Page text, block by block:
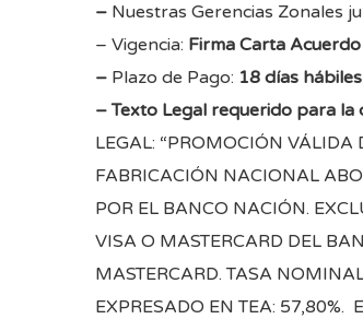
– Nuestras Gerencias Zonales
– Vigencia: Firma Carta
– Plazo de Pago: 18 días hábiles
– Texto Legal requerido para la
LEGAL: “PROMOCIÓN
FABRICACIÓN NACIONAL
POR EL BANCO NACIÓN.
VISA O MASTERCARD DEL
MASTERCARD. TASA
EXPRESADO EN TEA: 57,80%.